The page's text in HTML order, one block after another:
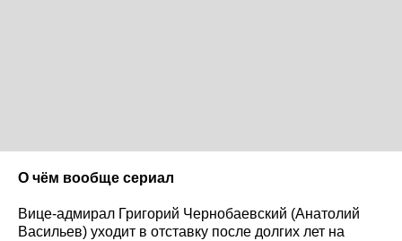
О чём вообще сериал
Вице-адмирал Григорий Чернобаевский (Анатолий
Васильев) уходит в отставку после долгих лет на